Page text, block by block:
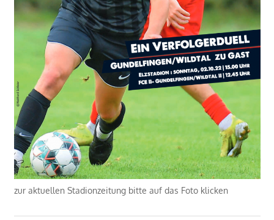
zur aktuellen Stadionzeitung bitte auf das Foto klicken